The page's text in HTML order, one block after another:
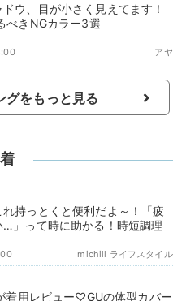
ウ、目が小さく見えてます！
べきNGカラー3選
アヤ
グをもっと見る
れ持っとくと便利だよ～！「疲
…」って時に助かる！時短調理
michill ライフスタイル
着用レビュー♡GUの体型カバー